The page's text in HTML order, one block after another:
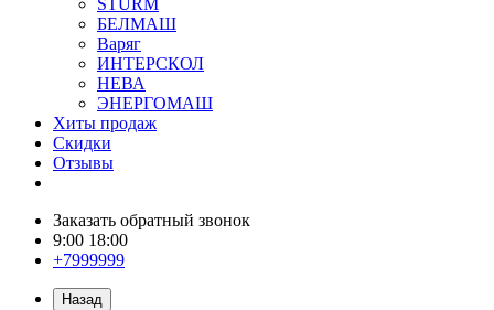
STURM
БЕЛМАШ
Варяг
ИНТЕРСКОЛ
НЕВА
ЭНЕРГОМАШ
Хиты продаж
Скидки
Отзывы
Заказать обратный звонок
9:00 18:00
+7999999
Назад